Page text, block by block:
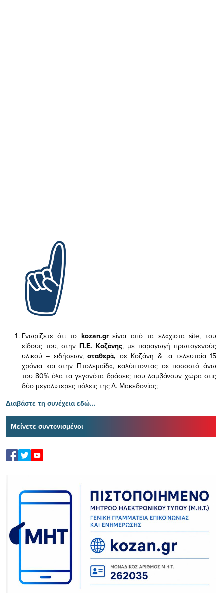
Γνωρίζετε ότι το kozan.gr είναι από τα ελάχισταsite, του
είδους του, στην Π.Ε. Κοζάνης, με παραγωγή πρωτογενούς
υλικού – ειδήσεων,σταθερά, σε Κοζάνη & τα τελευταία 15
χρόνια και στην Πτολεμαΐδα, καλύπτοντας σε ποσοστό άνω
του 80% όλα τα γεγονότα δράσεις που λαμβάνουν χώρα στις
δύο μεγαλύτερες πόλεις της Δ. Μακεδονίας;
Διαβάστε τη συνέχεια εδώ...
Μείνετε συντονισμένοι